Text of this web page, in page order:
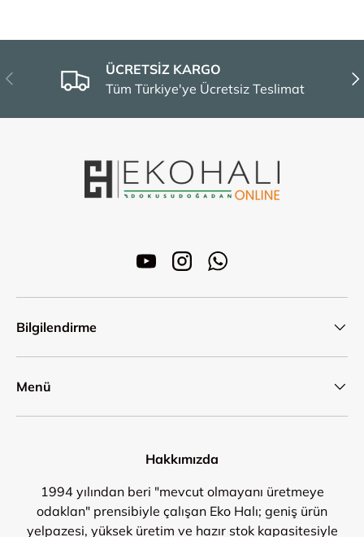
Önceki
ÜCRETSİZ KARGO
Tüm Türkiye'ye Ücretsiz Teslimat
YouTubeInstagramWhatsApp
Bilgilendirme
Menü
Hakkımızda
1994 yılından beri "mevcut olmayanı üretmeye
odaklan" prensibiyle çalışan Eko Halı; geniş ürün
yelpazesi, yüksek üretim ve hazır stok kapasitesiyle